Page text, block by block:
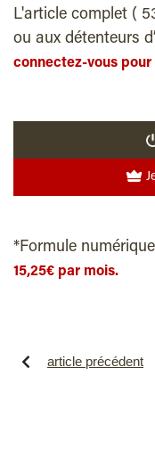
L'article complet (
ou aux détenteurs
connectez-vous pour
*Formule
15,25€ par mois.
article précédent